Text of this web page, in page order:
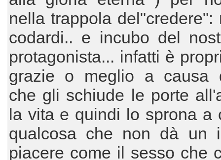
nella trappola del"credere":
codardi.. e incubo del
protagonista... infatti è
grazie o meglio a causa
che gli schiude le porte
la vita e quindi lo sprona a
qualcosa che non dà un
piacere come il sesso che